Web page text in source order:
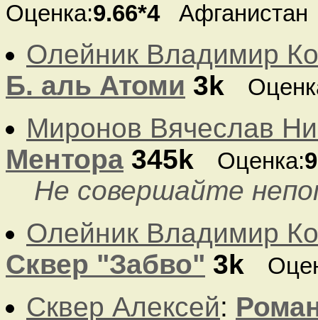
Оценка:9.66*4Афганистан
Олейник Владимир
Б. аль Атоми 3k
Миронов Вячеслав
Ментора 345k Оценка:
Не совершайте
Олейник Владимир
Сквер "Забво" 3k
Сквер Алексей: